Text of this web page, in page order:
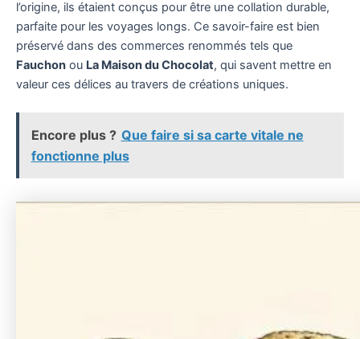
l’origine, ils étaient conçus pour être une collation durable,
parfaite pour les voyages longs. Ce savoir-faire est bien
préservé dans des commerces renommés tels que
Fauchon ou La Maison du Chocolat, qui savent mettre en
valeur ces délices au travers de créations uniques.
Encore plus ? Que faire si sa carte vitale ne
fonctionne plus